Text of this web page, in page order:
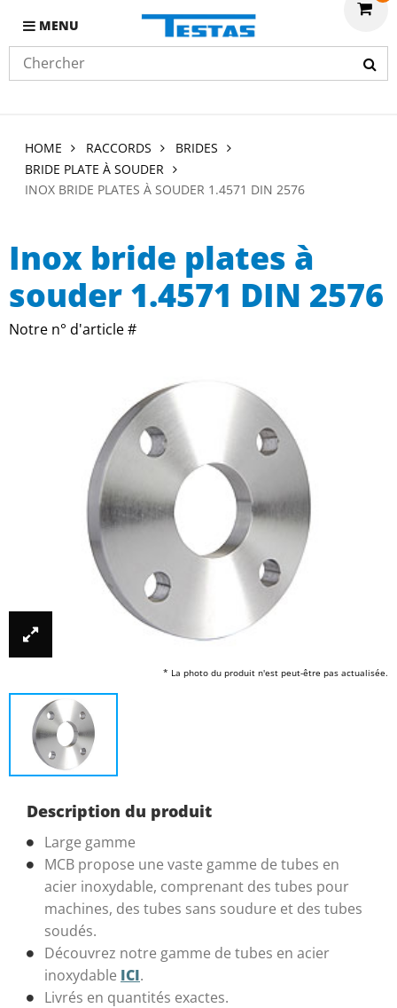
MENU
HOME RACCORDS
BRIDES
BRIDE PLATE À SOUDER
INOX BRIDE PLATES À SOUDER 1.4571 DIN 2576
Inox bride plates à
souder 1.4571 DIN 2576
Notre n° d'article #
* La photo du produit n'est peut-être pas actualisée.
Description du produit
Large gamme
MCB propose une vaste gamme de tubes en
acier inoxydable, comprenant des tubes pour
machines, des tubes sans soudure et des tubes
soudés.
Découvrez notre gamme de tubes en acier
inoxydable ICI.
Livrés en quantités exactes.